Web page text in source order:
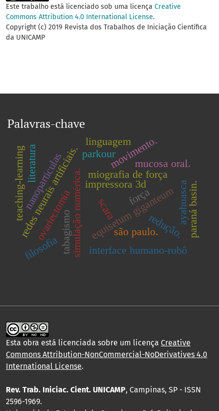
Este trabalho está licenciado sob uma licença Creative
Commons Attribution 4.0 International License.
Copyright (c) 2019 Revista dos Trabalhos de Iniciação Científica
da UNICAMP
Palavras-chave
impressora 3d
scara
simulação numérica. equisetum giganteum
ovariectomia
miografia de força
interface humano-robô
redes neurais artificiais. ayahuasca
tabagismo redução.
força
movimento.mucosa oral.
teaching-learning paraná basin.
parkour
são paulo.
nanoparticulas
literatura
filosofia
linguagem
Esta obra está licenciada sobre um licença Creative
Commons Attribution-NonCommercial-NoDerivatives 4.0
International License.
Rev. Trab. Iniciac. Cient. UNICAMP, Campinas, SP - ISSN
2596-1969.